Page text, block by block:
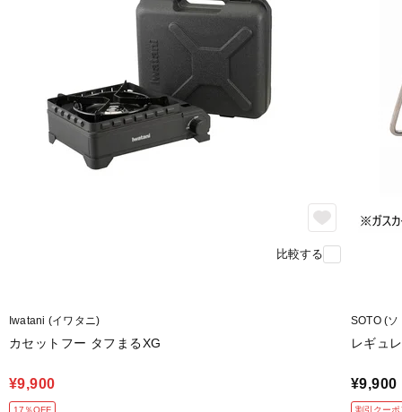
比較する
Iwatani (イワタニ)
カセットフー タフまるXG
¥9,900
17％OFF
SOTO (ソ
レギュ
¥9,900
割引クーポ